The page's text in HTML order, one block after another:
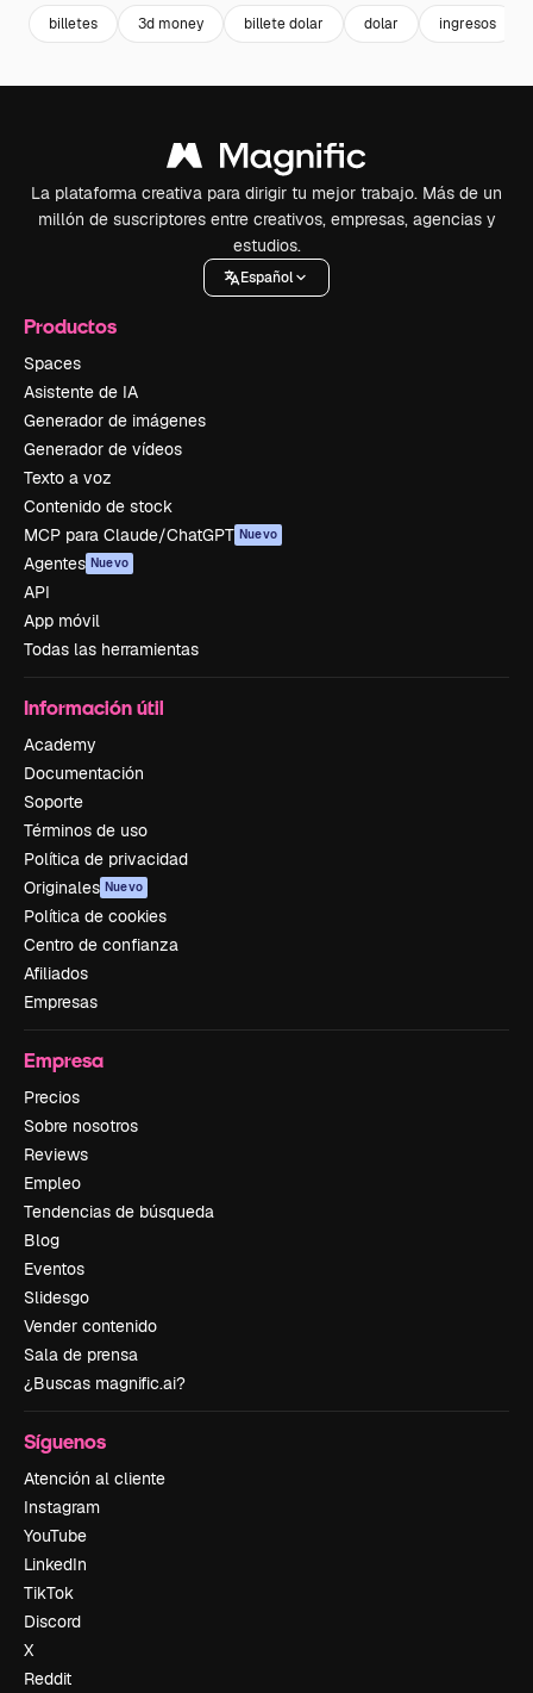
billetes 3d money billete dolar dolar ingresos
La plataforma creativa para dirigir tu mejor trabajo. Más de un
millón de suscriptores entre creativos, empresas, agencias y
estudios.
Español
Productos
Spaces
Asistente de IA
Generador de imágenes
Generador de vídeos
Texto a voz
Contenido de stock
MCP para Claude/ChatGPT Nuevo
Agentes Nuevo
API
App móvil
Todas las herramientas
Información útil
Academy
Documentación
Soporte
Términos de uso
Política de privacidad
Originales Nuevo
Política de cookies
Centro de confianza
Afiliados
Empresas
Empresa
Precios
Sobre nosotros
Reviews
Empleo
Tendencias de búsqueda
Blog
Eventos
Slidesgo
Vender contenido
Sala de prensa
¿Buscas magnific.ai?
Síguenos
Atención al cliente
Instagram
YouTube
LinkedIn
TikTok
Discord
X
Reddit